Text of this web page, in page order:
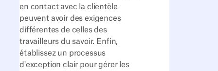
en contact avec la clientèle
peuvent avoir des exigences
différentes de celles des
travailleurs du savoir. Enfin,
établissez un processus
d'exception clair pour gérer les